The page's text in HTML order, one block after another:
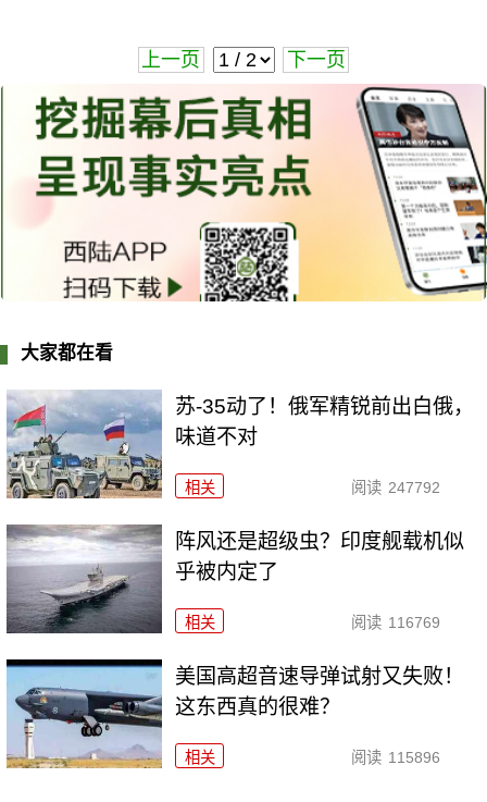
上一页 下一页
大家都在看
苏-35动了！俄军精锐前出白俄，
味道不对
相关 阅读 247792
阵风还是超级虫？印度舰载机似
乎被内定了
相关 阅读 116769
美国高超音速导弹试射又失败！
这东西真的很难？
相关 阅读 115896